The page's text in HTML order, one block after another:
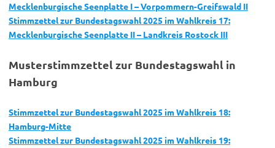
Mecklenburgische Seenplatte I – Vorpommern-Greifswald II
Stimmzettel zur Bundestagswahl 2025 im Wahlkreis 17:
Mecklenburgische Seenplatte II – Landkreis Rostock III
Musterstimmzettel zur Bundestagswahl in
Hamburg
Stimmzettel zur Bundestagswahl 2025 im Wahlkreis 18:
Hamburg-Mitte
Stimmzettel zur Bundestagswahl 2025 im Wahlkreis 19: